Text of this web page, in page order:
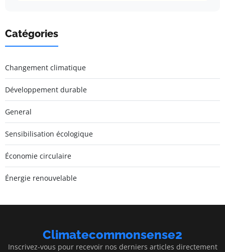
Catégories
Changement climatique
Développement durable
General
Sensibilisation écologique
Économie circulaire
Énergie renouvelable
Climatecommonsense2
Inscrivez-vous pour recevoir nos derniers articles directement